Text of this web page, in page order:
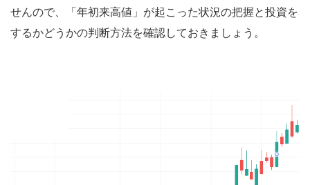
せんので、「年初来高値」が起こった状況の把握と投資を
するかどうかの判断方法を確認しておきましょう。